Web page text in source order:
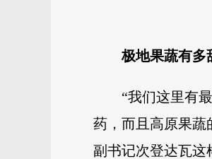
极地果蔬有多
“我们这里有
药，而且高原果蔬
副书记次登达瓦这